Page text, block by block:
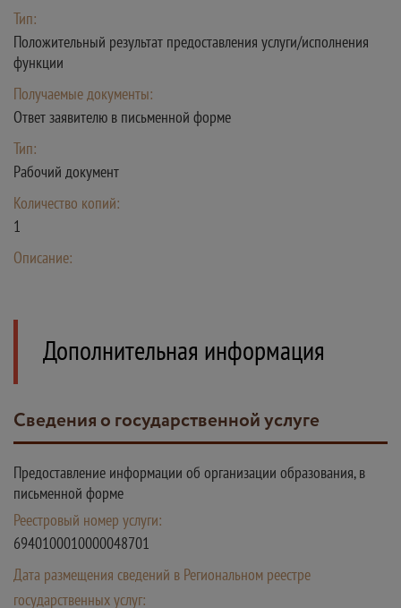
Тип:
Положительный результат предоставления услуги/исполнения
функции
Получаемые документы:
Ответ заявителю в письменной форме
Тип:
Рабочий документ
Количество копий:
1
Описание:
Дополнительная информация
Сведения о государственной услуге
Предоставление информации об организации образования, в
письменной форме
Реестровый номер услуги:
6940100010000048701
Дата размещения сведений в Региональном реестре
государственных услуг: